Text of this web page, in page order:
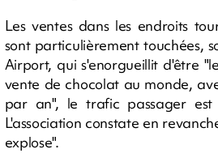
Les ventes dans les endroits
sont particulièrement touchées,
Airport, qui s'enorgueillit d'être
vente de chocolat au monde,
par an", le trafic passager
L'association constate en
explose".